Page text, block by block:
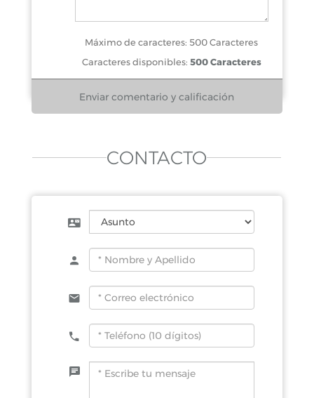
Máximo de caracteres: 500 Caracteres
Caracteres disponibles: 500 Caracteres
CONTACTO